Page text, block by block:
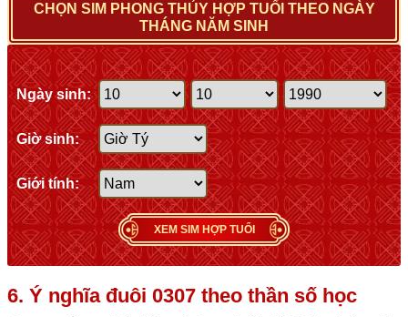
CHỌN SIM PHONG THỦY HỢP TUỔI THEO NGÀY
THÁNG NĂM SINH
Ngày sinh:
Giờ sinh:
Giới tính:
XEM SIM HỢP TUỔI
6. Ý nghĩa đuôi 0307 theo thần số học